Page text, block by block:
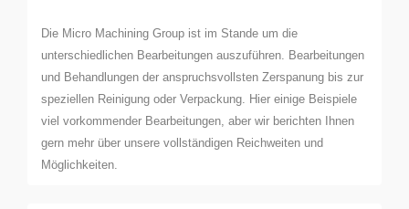
Die Micro Machining Group ist im Stande um die
unterschiedlichen Bearbeitungen auszuführen. Bearbeitungen
und Behandlungen der anspruchsvollsten Zerspanung bis zur
speziellen Reinigung oder Verpackung. Hier einige Beispiele
viel vorkommender Bearbeitungen, aber wir berichten Ihnen
gern mehr über unsere vollständigen Reichweiten und
Möglichkeiten.